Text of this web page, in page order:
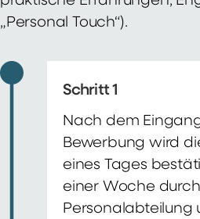
„Personal Touch“).
Schritt 1
Nach dem
Bewerbung wird
eines Tages
einer Woche
Personalabteilung